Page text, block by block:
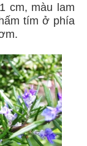
cm, màu lam
tím ở phía